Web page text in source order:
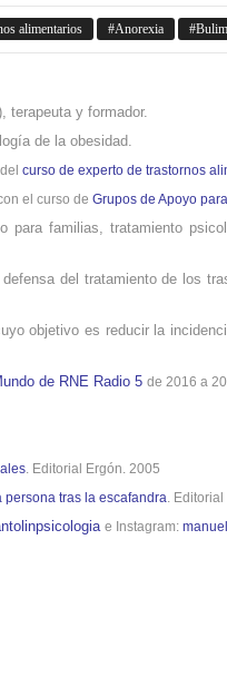
alimentarios Anorexia
terapeuta y formador.
de la obesidad.
curso de experto de trastornos
el curso de Grupos de Apoyo
para familias, tratamiento
del tratamiento de los
objetivo es reducir la
de RNE Radio 5 de 2016 a
. Editorial Ergón. 2005
tras la escafandra. Editorial
e Instagram: